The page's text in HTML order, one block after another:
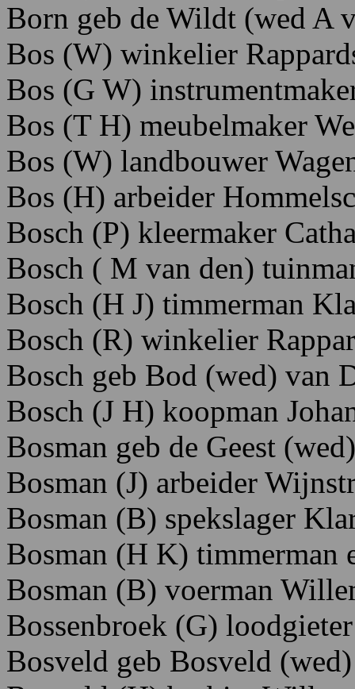
Born geb de Wildt (wed A
Bos (W) winkelier
Bos (G W)
Bos (T H) meubelmaker
Bos (W) landbouwer
Bos (H) arbeider
Bosch (P) kleermaker
Bosch ( M van den)
Bosch (H J) timmerman
Bosch (R) winkelier
Bosch geb Bod (wed) van
Bosch (J H) koopman
Bosman geb de Geest
Bosman (J) arbeider
Bosman (B) spekslager
Bosman (H K) timmerman
Bosman (B) voerman
Bossenbroek (G)
Bosveld geb Bosveld